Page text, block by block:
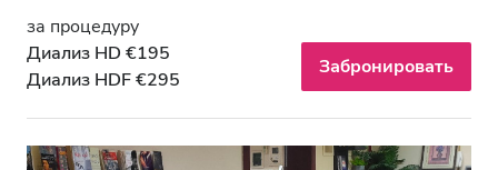
за процедуру
Диализ HD €195
Диализ HDF €295
Забронировать